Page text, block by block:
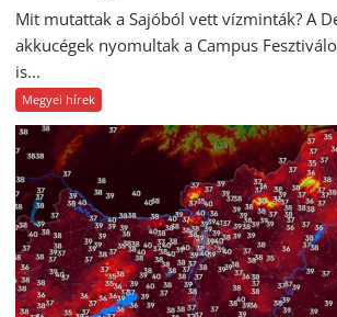
Mit mutattak a Sajóból vett vízminták? A
akkucégek nyomultak a Campus
is...
Megyei hírek